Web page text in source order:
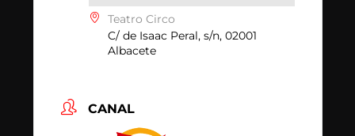
Teatro Circo
C/ de Isaac Peral, s/n, 02001
Albacete
CANAL